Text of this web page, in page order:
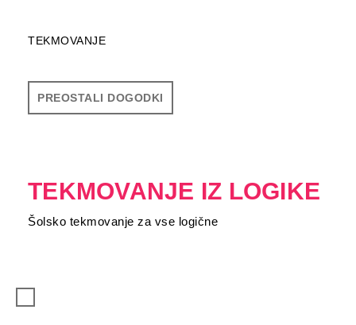
TEKMOVANJE IZ LOGIKE
Šolsko tekmovanje za vse logične
TEKMOVANJE
PREOSTALI DOGODKI